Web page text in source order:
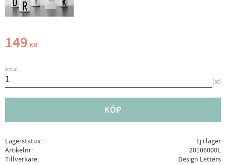
149 KR
Antal
st
KÖP
Lagerstatus
Ej i lager
Artikelnr
20106000L
Tillverkare
Design Letters